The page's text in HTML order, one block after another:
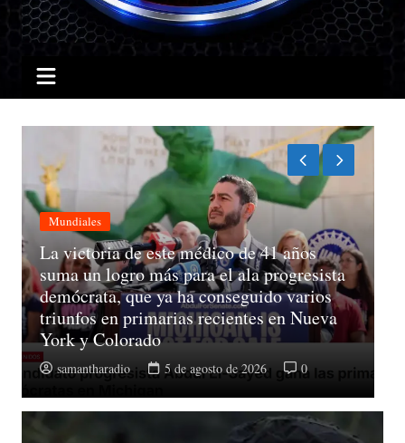
Nacionales
Santiago Hazim retira solicitud de arresto
domiciliario y acepta continuar en prisión
preventiva
samantharadio 5 de agosto de 2026 0